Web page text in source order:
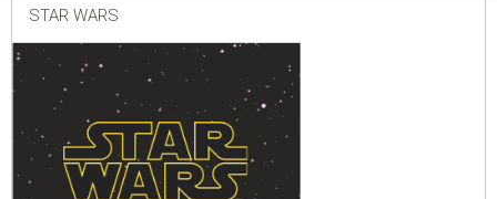
STAR WARS
ADATKEZELÉSI ÉS ADATVÉDELMI SZABÁLYZAT